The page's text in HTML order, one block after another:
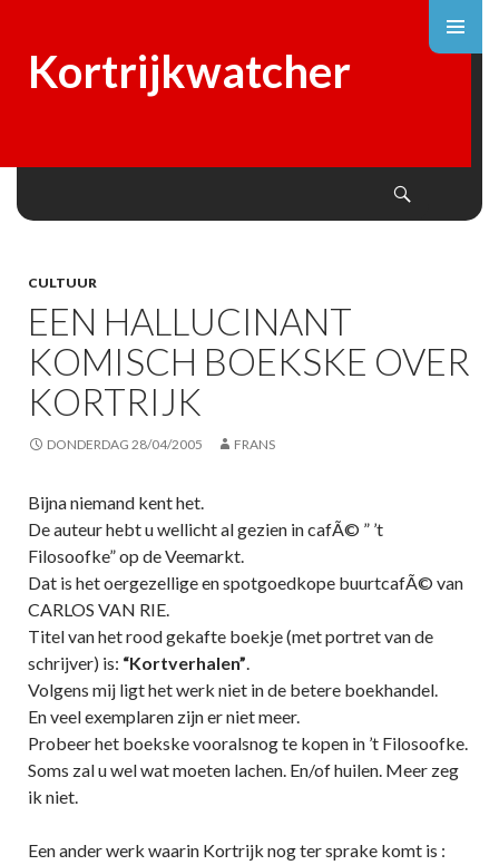
Kortrijkwatcher
CULTUUR
EEN HALLUCINANT
KOMISCH BOEKSKE OVER
KORTRIJK
DONDERDAG 28/04/2005 FRANS
Bijna niemand kent het.
De auteur hebt u wellicht al gezien in cafÃ© ” ’t
Filosoofke” op de Veemarkt.
Dat is het oergezellige en spotgoedkope buurtcafÃ© van
CARLOS VAN RIE.
Titel van het rood gekafte boekje (met portret van de
schrijver) is: “Kortverhalen”.
Volgens mij ligt het werk niet in de betere boekhandel.
En veel exemplaren zijn er niet meer.
Probeer het boekske vooralsnog te kopen in ’t Filosoofke.
Soms zal u wel wat moeten lachen. En/of huilen. Meer zeg
ik niet.
Een ander werk waarin Kortrijk nog ter sprake komt is :